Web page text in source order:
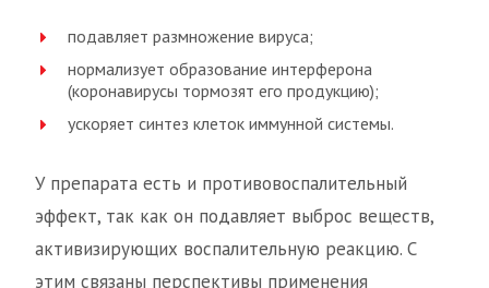
подавляет размножение вируса;
нормализует образование интерферона
(коронавирусы тормозят его продукцию);
ускоряет синтез клеток иммунной системы.
У препарата есть и противовоспалительный
эффект, так как он подавляет выброс веществ,
активизирующих воспалительную реакцию. С
этим связаны перспективы применения